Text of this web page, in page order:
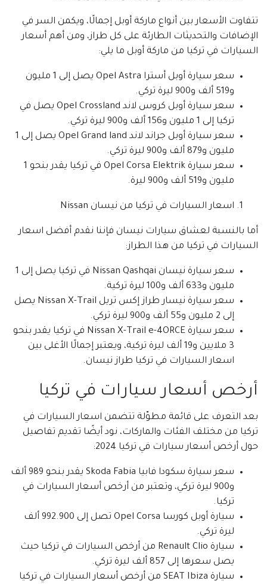
تتفاوت الأسعار بين أنواع ماركة أوبل إجمالًا، ويكمن السر في
الإضافات والتحديثات الطارئة على كل طراز، ومن أهم أسعار
السيارات في تركيا من ماركة أوبل ما يلي:
سعر سيارة أوبل أسترا Opel Astra يصل إلى 1 مليون
و519 ألف و900 ليرة تركي.
سعر سيارة أوبل كروس لاند Opel Crossland يصل في
تركيا إلى 1 مليون و156 ألف و900 ليرة تركي.
سعر سيارة أوبل جراند لاند Opel Grand land يصل إلى 1
مليون و879 ألف و900 ليرة تركي.
سعر سيارة Opel Corsa Elektrik في تركيا يقدر بنحو 1
مليون و519 ألف و900 ليرة.
اسعار السيارات في تركيا من نيسان Nissan
أما بالنسبة لعشاق سيارات نيسان فإننا نقدم أفضل اسعار
السيارات في تركيا من هذا الطراز:
سعر سيارة نيسان Nissan Qashqai في تركيا يصل إلى 1
مليون و633 ألف و100 ليرة تركية.
سعر سيارة نيسار طراز إكس تريل Nissan X-Trail يصل
إلى 2 مليون و55 ألف و900 ليرة تركي.
سعر سيارة Nissan X-Trail e-4ORCE في تركيا يقدر بنحو
3 ملايين و19 ألف ليرة تركية، ويعتبر إجمالًا الأغلى بين
اسعار السيارات في تركيا طراز نيسان.
أرخص أسعار سيارات في تركيا
بعد التعرف على قائمة مطوّلة تتضمن اسعار السيارات في
تركيا من مختلف الفئات والماركات، نود أيضًا تقديم تفاصيل
حول أرخص أسعار سيارات في تركيا 2024:
سعر سيارة سكودا فابيا Skoda Fabia يقدر بنحو 989 ألف
و900 ليرة تركي، وتعتبر من أرخص أسعار السيارات في
تركيا.
سيارة أوبل كورسا Opel Corsa تصل إلى 992.900 ألف
ليرة تركي.
سيارة Renault Clio من أرخص السيارات في تركيا حيث
يصل سعرها إلى 857 ألف ليرة تركي.
سيارة SEAT Ibiza من أرخص أسعار السيارات في تركيا